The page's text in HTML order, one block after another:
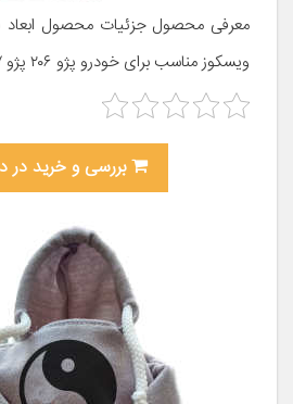
ویسکوز مناسب برای خودرو پژو ۲۰۶ پژو ۲۰۷ پژو ۴۰۵ پژو پارس […]
بررسی و خرید در